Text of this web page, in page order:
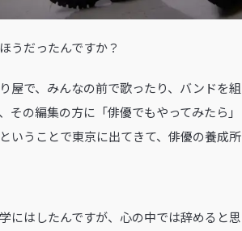
うだったんですか？
で、みんなの前で歌ったり、バンドを
その編集の方に「俳優でもやってみたら
いうことで東京に出てきて、俳優の養成所
はしたんですが、心の中では辞めると